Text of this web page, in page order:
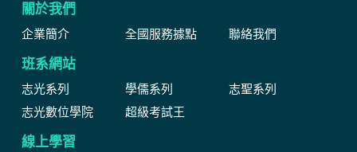
關於我們
企業簡介 全國服務據點 聯絡我們
班系網站
志光系列 學儒系列
志聖系列
志光數位學院
超級考試王
線上學習